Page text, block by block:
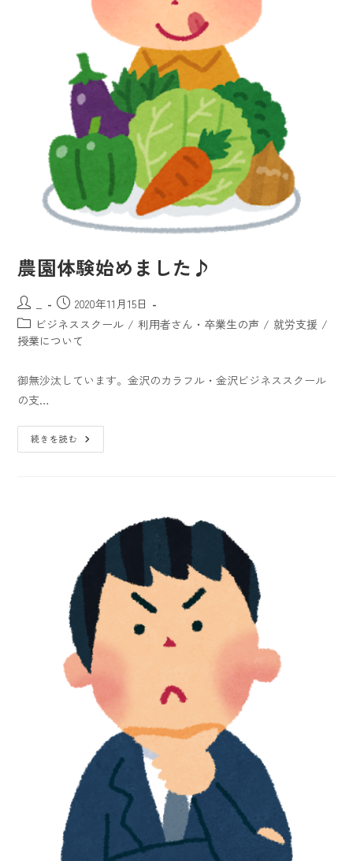
農園体験始めました♪
2020年11月15日
ビジネススクール / 利用者さん・卒業生の声 / 就労支援 /
授業について
御無沙汰しています。金沢のカラフル・金沢ビジネススクール
の支…
続きを読む